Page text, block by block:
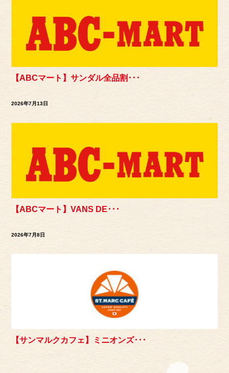
【ABCマート】サンダル全品割･･･
2026年7月13日
【ABCマート】VANS DE･･･
2026年7月8日
【サンマルクカフェ】ミニオンズ･･･